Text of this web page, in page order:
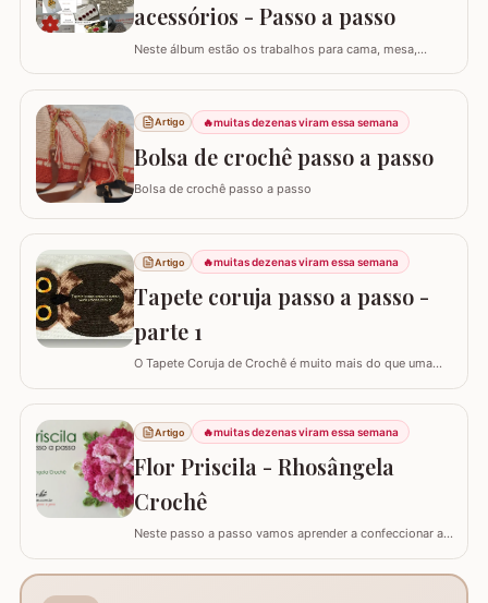
acessórios - Passo a passo
Neste álbum estão os trabalhos para cama, mesa,
clicar nas imagens! Trilhos/caminhos e centro de mesa
Sousplat Puxa-saco e porta-pano de prato Squares para
colcha de cama Outros Álbuns que temos no blog
Artigo 🔥muitas dezenas viram essa semana
Bolsa de crochê passo a passo
Bolsa de crochê passo a passo
Artigo 🔥muitas dezenas viram essa semana
Tapete coruja passo a passo -
parte 1
O Tapete Coruja de Crochê é muito mais do que uma
sabedoria com a delicadeza do feito à mão. Embora a
coruja real consiga girar o pescoço em 270°, a nossa
versão em crochê é ainda mais versátil: podemos criá-
la em todas as cores e estilos,…
Artigo 🔥muitas dezenas viram essa semana
Flor Priscila - Rhosângela
Crochê
Neste passo a passo vamos aprender a confeccionar a
conhecer, curtir e adquirir os trabalhos desta artesã